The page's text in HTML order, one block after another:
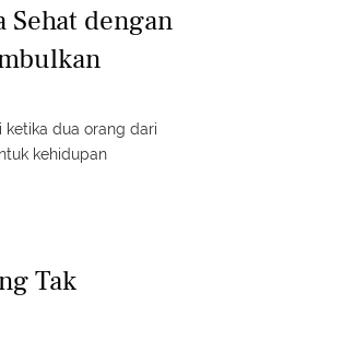
Sehat dengan
dua orang dari
kehidupan
Tak